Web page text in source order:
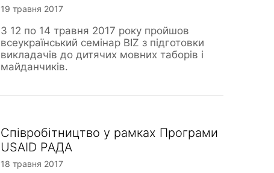
19 травня 2017
З 12 по 14 травня 2017 року пройшов
всеукраїнський семінар BIZ з підготовки
викладачів до дитячих мовних таборів і
майданчиків.
Співробітництво у рамках Програми
USAID РАДА
18 травня 2017